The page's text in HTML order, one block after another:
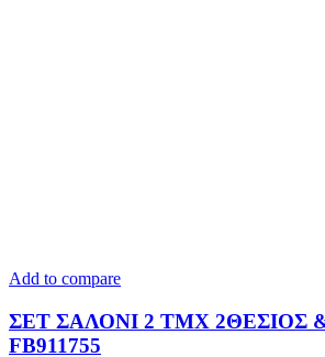
Add to compare
ΣΕΤ ΣΑΛΟΝΙ 2 TMX 2ΘΕΣΙΟΣ
FB911755